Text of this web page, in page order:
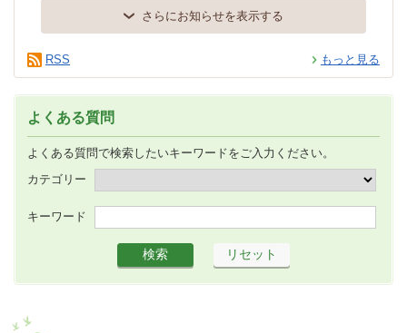
さらにお知らせを表示する
もっと見る
RSS
よくある質問
よくある質問で検索したいキーワードをご入力ください。
カテゴリー
キーワード